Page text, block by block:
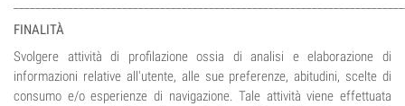
FINALITÀ
Svolgere attività di profilazione ossia di analisi e elaborazione di
informazioni relative all'utente, alle sue preferenze, abitudini, scelte di
consumo e/o esperienze di navigazione. Tale attività viene effettuata